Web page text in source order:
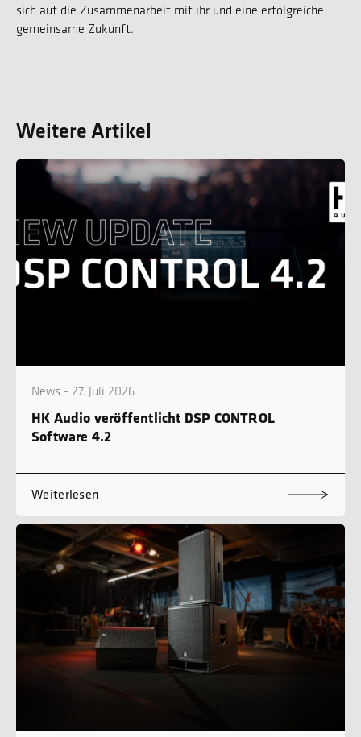
sich auf die Zusammenarbeit mit ihr und eine erfolgreiche
gemeinsame Zukunft.
Weitere Artikel
News - 27. Juli 2026
HK Audio veröffentlicht DSP CONTROL
Software 4.2
Weiterlesen